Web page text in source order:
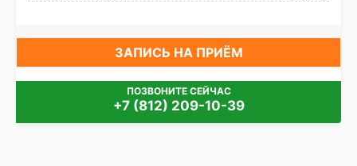
ЗАПИСЬ НА ПРИЁМ
ПОЗВОНИТЕ СЕЙЧАС
+7 (812) 209-10-39